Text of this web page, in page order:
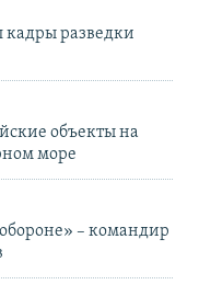
кадры разведки
объекты на
море
– командир